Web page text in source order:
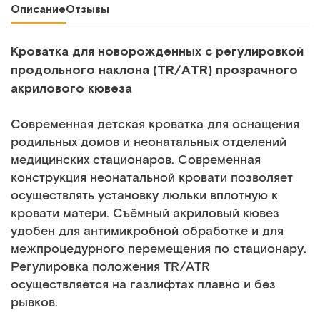
ОписаниеОтзывы
Кроватка для новорожденных с регулировкой
продольного наклона (TR/ATR) прозрачного
акрилового кювеза
Современная детская кроватка для оснащения
родильных домов и неонатальных отделений
медицинских стационаров. Современная
конструкция неонатальной кровати позволяет
осуществлять установку люльки вплотную к
кровати матери. Съёмный акриловый кювез
удобен для антимикробной обработке и для
межпроцедурного перемещения по стационару.
Регулировка положения TR/ATR
осуществляется на газлифтах плавно и без
рывков.